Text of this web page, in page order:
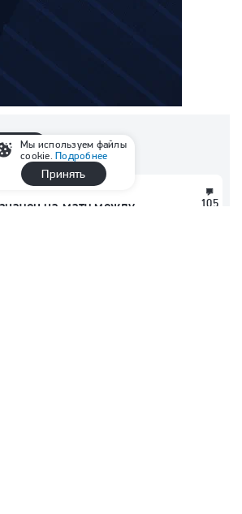
105
на матч между
Мы используем файлы
cookie.Подробнее
Принять